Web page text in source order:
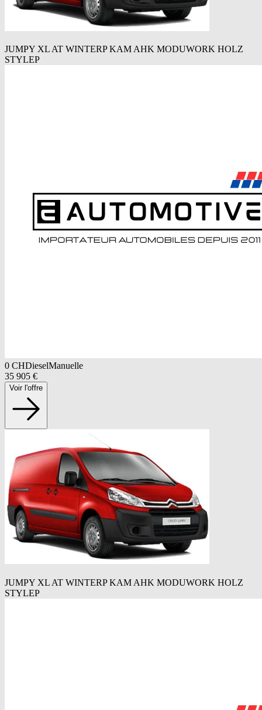
JUMPY XL AT WINTERP KAM AHK MODUWORK HOLZ
STYLEP
0 CHDieselManuelle
35 905 €
Voir l'offre
JUMPY XL AT WINTERP KAM AHK MODUWORK HOLZ
STYLEP